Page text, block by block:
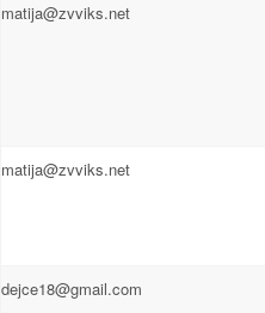
matija@zvviks.net
matija@zvviks.net
dejce18@gmail.com